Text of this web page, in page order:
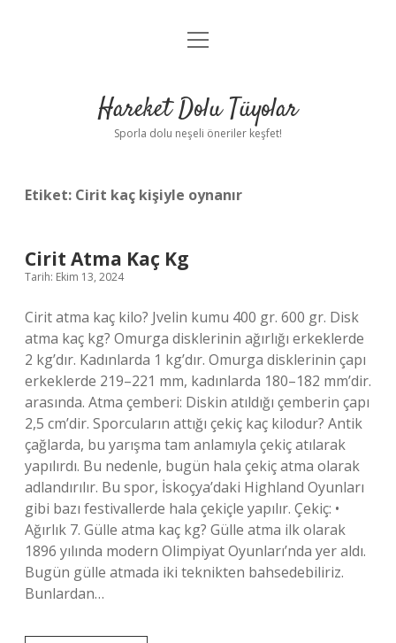
Anasayfa
Yasal Uyarı
menüyü
Hareket Dolu Tüyolar
Sporla dolu neşeli öneriler keşfet!
Etiket: Cirit kaç kişiyle oynanır
Cirit Atma Kaç Kg
Tarih: Ekim 13, 2024
Cirit atma kaç kilo? Jvelin kumu 400 gr. 600 gr. Disk
atma kaç kg? Omurga disklerinin ağırlığı erkeklerde
2 kg’dır. Kadınlarda 1 kg’dır. Omurga disklerinin çapı
erkeklerde 219–221 mm, kadınlarda 180–182 mm’dir.
arasında. Atma çemberi: Diskin atıldığı çemberin çapı
2,5 cm’dir. Sporcuların attığı çekiç kaç kilodur? Antik
çağlarda, bu yarışma tam anlamıyla çekiç atılarak
yapılırdı. Bu nedenle, bugün hala çekiç atma olarak
adlandırılır. Bu spor, İskoçya’daki Highland Oyunları
gibi bazı festivallerde hala çekiçle yapılır. Çekiç: •
Ağırlık 7. Gülle atma kaç kg? Gülle atma ilk olarak
1896 yılında modern Olimpiyat Oyunları’nda yer aldı.
Bugün gülle atmada iki teknikten bahsedebiliriz.
Bunlardan…